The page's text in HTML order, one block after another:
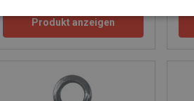
Produkt anzeigen